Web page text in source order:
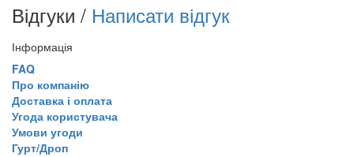
Відгуки / Написати відгук
Інформація
FAQ
Про компанію
Доставка і оплата
Угода користувача
Умови угоди
Гурт/Дроп